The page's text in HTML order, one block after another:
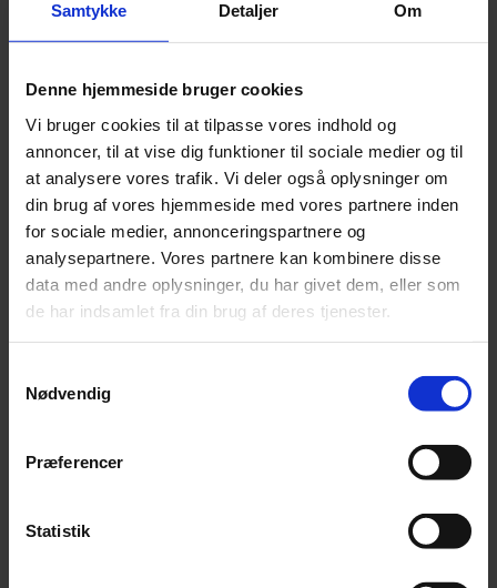
Samtykke Detaljer Om
Denne hjemmeside bruger cookies
Vi bruger cookies til at tilpasse vores indhold og
annoncer, til at vise dig funktioner til sociale medier og til
at analysere vores trafik. Vi deler også oplysninger om
din brug af vores hjemmeside med vores partnere inden
for sociale medier, annonceringspartnere og
analysepartnere. Vores partnere kan kombinere disse
data med andre oplysninger, du har givet dem, eller som
de har indsamlet fra din brug af deres tjenester.
Nødvendig
Præferencer
Statistik